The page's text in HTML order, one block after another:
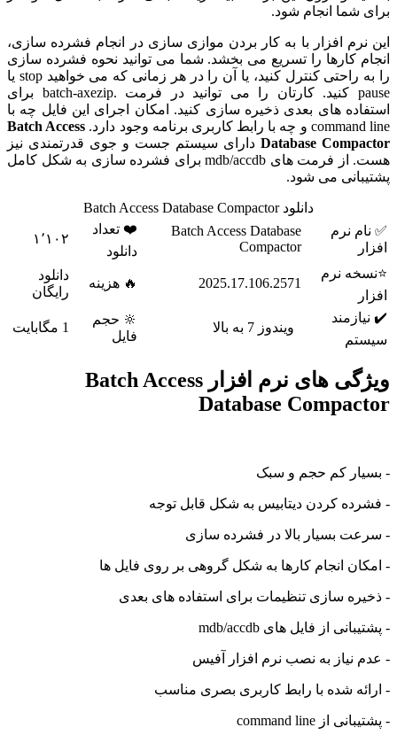
برای شما انجام شود.
این نرم افزار با به کار بردن موازی سازی در انجام فشرده سازی،
انجام کارها را تسریع می بخشد. شما می توانید نحوه فشرده سازی
را به راحتی کنترل کنید، یا آن را در هر زمانی که می خواهید stop یا
pause کنید. کارتان را می توانید در فرمت .batch-axezip برای
استفاده های بعدی ذخیره سازی کنید. امکان اجرای این فایل چه با
command line و چه با رابط کاربری برنامه وجود دارد.
Batch Access
Database Compactor دارای سیستم جست و جوی قدرتمندی نیز
هست. از فرمت های mdb/accdb برای فشرده سازی به شکل کامل
پشتیبانی می شود.
دانلود Batch Access Database Compactor
✅ نام نرم
افزار
Batch Access Database
Compactor
❤️ تعداد
دانلود
۱٬۱۰۲
⭐نسخه نرم
افزار
2025.17.106.2571 🔥 هزینه
دانلود
رایگان
✔️ نیازمند
سیستم
ویندوز 7 به بالا
🔆 حجم
فایل
1 مگابایت
ویژگی های نرم افزار Batch Access
Database Compactor
- بسیار کم حجم و سبک
- فشرده کردن دیتابیس به شکل قابل توجه
- سرعت بسیار بالا در فشرده سازی
- امکان انجام کارها به شکل گروهی بر روی فایل ها
- ذخیره سازی تنظیمات برای استفاده های بعدی
- پشتیبانی از فایل های mdb/accdb
- عدم نیاز به نصب نرم افزار آفیس
- ارائه شده با رابط کاربری بصری مناسب
- پشتیبانی از command line